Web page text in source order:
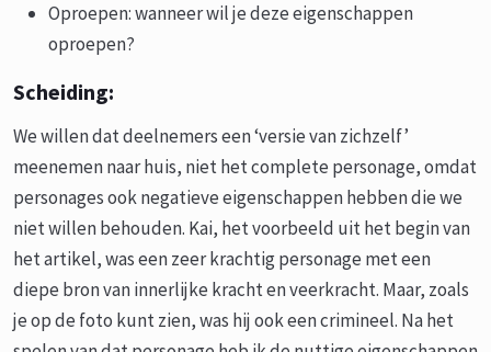
Oproepen: wanneer wil je deze eigenschappen
oproepen?
Scheiding:
We willen dat deelnemers een ‘versie van zichzelf’
meenemen naar huis, niet het complete personage, omdat
personages ook negatieve eigenschappen hebben die we
niet willen behouden. Kai, het voorbeeld uit het begin van
het artikel, was een zeer krachtig personage met een
diepe bron van innerlijke kracht en veerkracht. Maar, zoals
je op de foto kunt zien, was hij ook een crimineel. Na het